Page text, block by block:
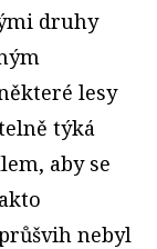
druhy
lesy
týká
aby se
nebyl